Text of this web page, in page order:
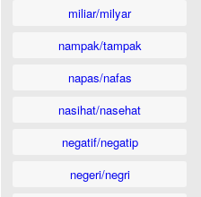
miliar/milyar
nampak/tampak
napas/nafas
nasihat/nasehat
negatif/negatip
negeri/negri